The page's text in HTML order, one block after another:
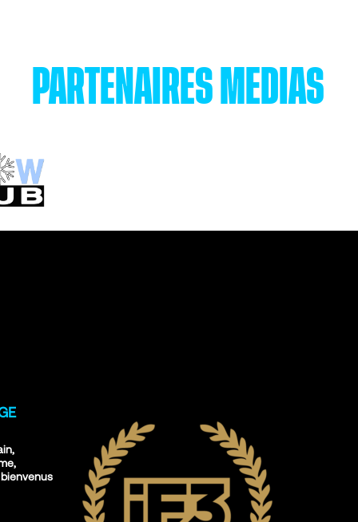
PARTENAIRES MÉDIAS